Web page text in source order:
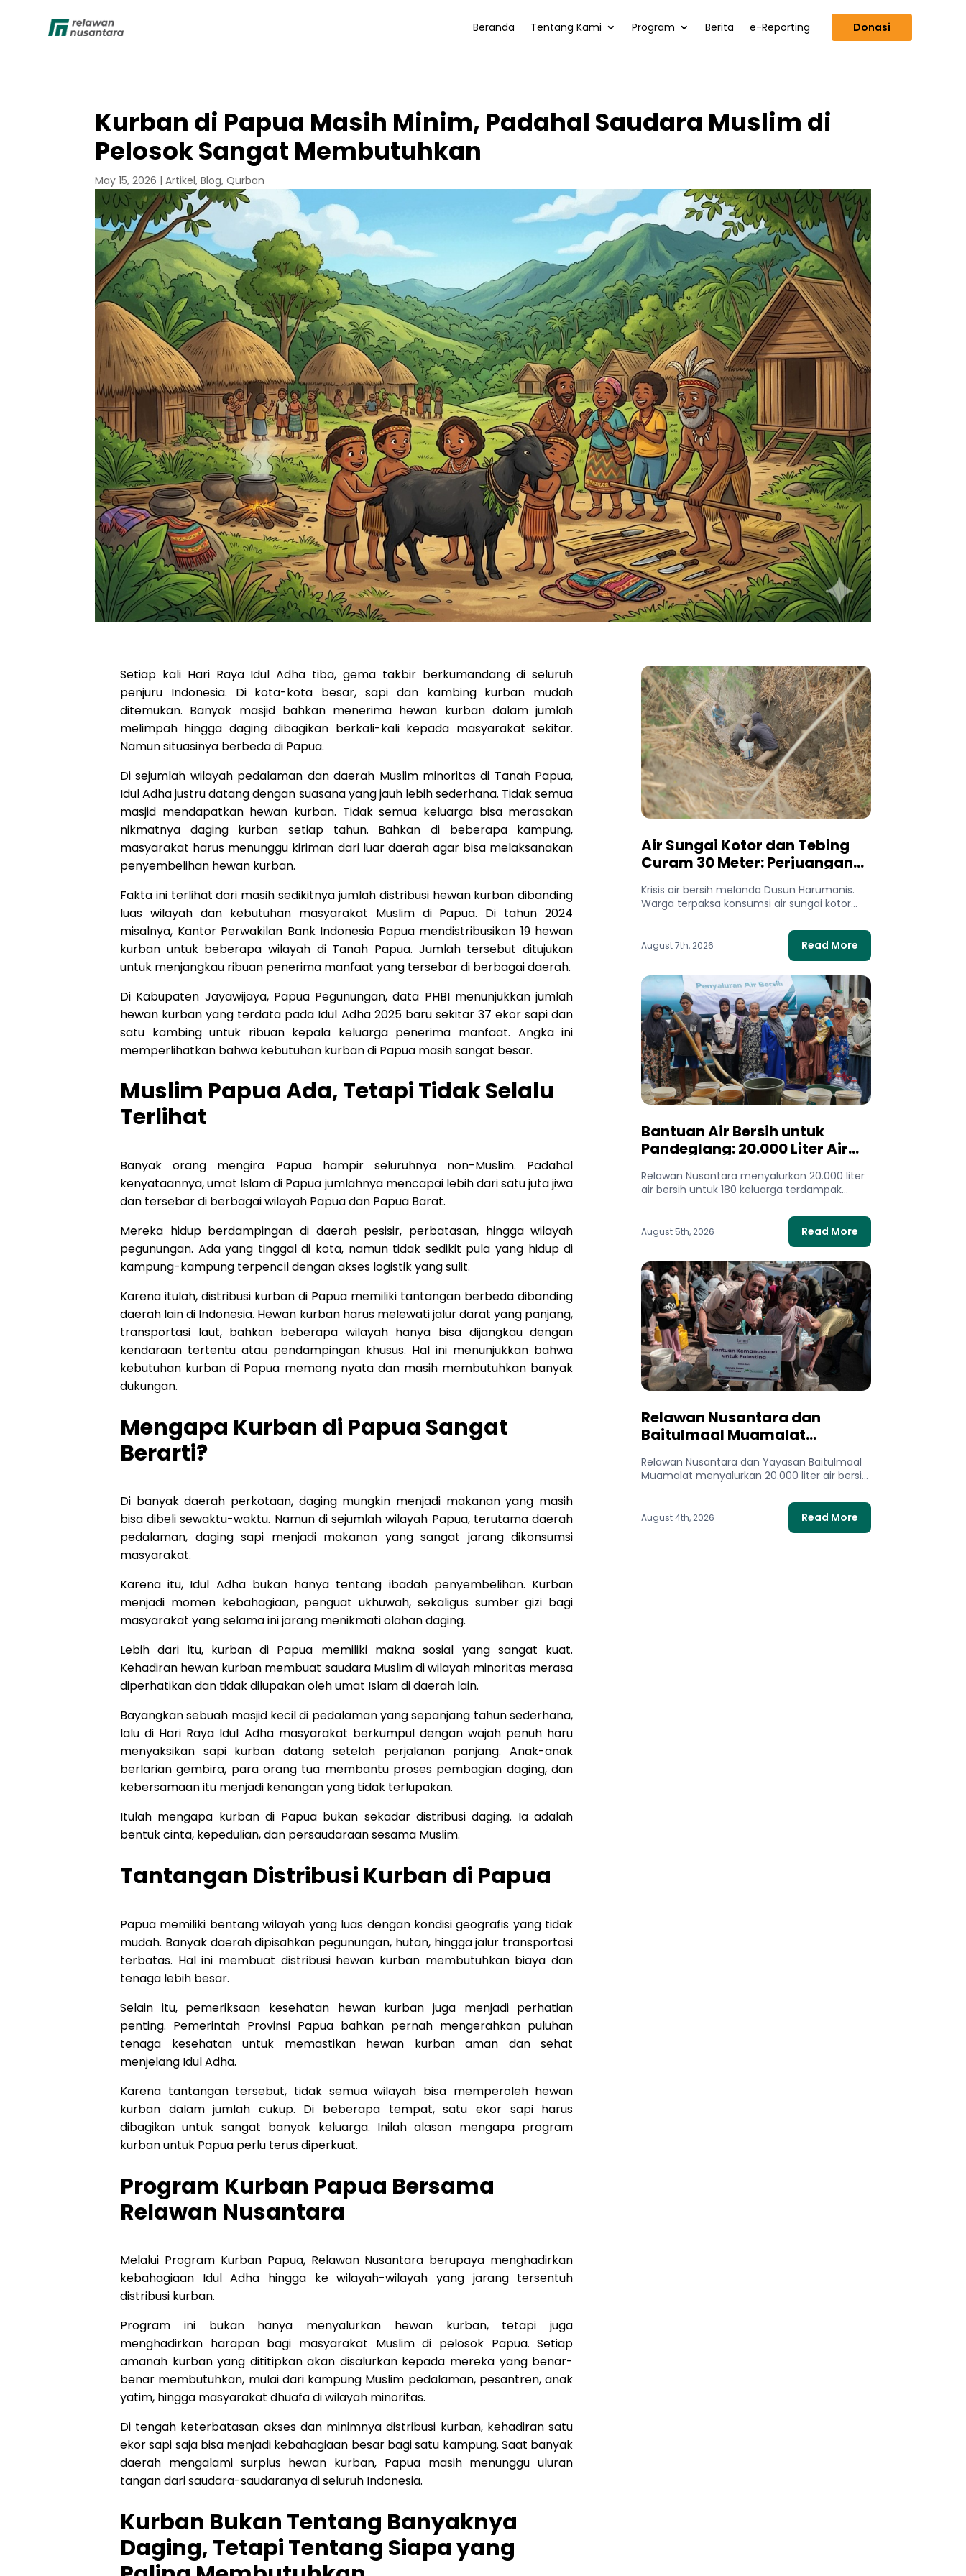
Beranda Tentang Kami Program Berita e-Reporting Donasi
Kurban di Papua Masih Minim, Padahal Saudara Muslim di
Pelosok Sangat Membutuhkan
May 15, 2026 | Artikel, Blog, Qurban
Setiap kali Hari Raya Idul Adha tiba, gema takbir berkumandang di seluruh
penjuru Indonesia. Di kota-kota besar, sapi dan kambing kurban mudah
ditemukan. Banyak masjid bahkan menerima hewan kurban dalam jumlah
melimpah hingga daging dibagikan berkali-kali kepada masyarakat sekitar.
Namun situasinya berbeda di Papua.
Di sejumlah wilayah pedalaman dan daerah Muslim minoritas di Tanah Papua,
Idul Adha justru datang dengan suasana yang jauh lebih sederhana. Tidak semua
masjid mendapatkan hewan kurban. Tidak semua keluarga bisa merasakan
nikmatnya daging kurban setiap tahun. Bahkan di beberapa kampung,
masyarakat harus menunggu kiriman dari luar daerah agar bisa melaksanakan
penyembelihan hewan kurban.
Fakta ini terlihat dari masih sedikitnya jumlah distribusi hewan kurban dibanding
luas wilayah dan kebutuhan masyarakat Muslim di Papua. Di tahun 2024
misalnya, Kantor Perwakilan Bank Indonesia Papua mendistribusikan 19 hewan
kurban untuk beberapa wilayah di Tanah Papua. Jumlah tersebut ditujukan
untuk menjangkau ribuan penerima manfaat yang tersebar di berbagai daerah.
Di Kabupaten Jayawijaya, Papua Pegunungan, data PHBI menunjukkan jumlah
hewan kurban yang terdata pada Idul Adha 2025 baru sekitar 37 ekor sapi dan
satu kambing untuk ribuan kepala keluarga penerima manfaat. Angka ini
memperlihatkan bahwa kebutuhan kurban di Papua masih sangat besar.
Muslim Papua Ada, Tetapi Tidak Selalu
Terlihat
Banyak orang mengira Papua hampir seluruhnya non-Muslim. Padahal
kenyataannya, umat Islam di Papua jumlahnya mencapai lebih dari satu juta jiwa
dan tersebar di berbagai wilayah Papua dan Papua Barat.
Mereka hidup berdampingan di daerah pesisir, perbatasan, hingga wilayah
pegunungan. Ada yang tinggal di kota, namun tidak sedikit pula yang hidup di
kampung-kampung terpencil dengan akses logistik yang sulit.
Karena itulah, distribusi kurban di Papua memiliki tantangan berbeda dibanding
daerah lain di Indonesia. Hewan kurban harus melewati jalur darat yang panjang,
transportasi laut, bahkan beberapa wilayah hanya bisa dijangkau dengan
kendaraan tertentu atau pendampingan khusus. Hal ini menunjukkan bahwa
kebutuhan kurban di Papua memang nyata dan masih membutuhkan banyak
dukungan.
Mengapa Kurban di Papua Sangat
Berarti?
Di banyak daerah perkotaan, daging mungkin menjadi makanan yang masih
bisa dibeli sewaktu-waktu. Namun di sejumlah wilayah Papua, terutama daerah
pedalaman, daging sapi menjadi makanan yang sangat jarang dikonsumsi
masyarakat.
Karena itu, Idul Adha bukan hanya tentang ibadah penyembelihan. Kurban
menjadi momen kebahagiaan, penguat ukhuwah, sekaligus sumber gizi bagi
masyarakat yang selama ini jarang menikmati olahan daging.
Lebih dari itu, kurban di Papua memiliki makna sosial yang sangat kuat.
Kehadiran hewan kurban membuat saudara Muslim di wilayah minoritas merasa
diperhatikan dan tidak dilupakan oleh umat Islam di daerah lain.
Bayangkan sebuah masjid kecil di pedalaman yang sepanjang tahun sederhana,
lalu di Hari Raya Idul Adha masyarakat berkumpul dengan wajah penuh haru
menyaksikan sapi kurban datang setelah perjalanan panjang. Anak-anak
berlarian gembira, para orang tua membantu proses pembagian daging, dan
kebersamaan itu menjadi kenangan yang tidak terlupakan.
Itulah mengapa kurban di Papua bukan sekadar distribusi daging. Ia adalah
bentuk cinta, kepedulian, dan persaudaraan sesama Muslim.
Tantangan Distribusi Kurban di Papua
Papua memiliki bentang wilayah yang luas dengan kondisi geografis yang tidak
mudah. Banyak daerah dipisahkan pegunungan, hutan, hingga jalur transportasi
terbatas. Hal ini membuat distribusi hewan kurban membutuhkan biaya dan
tenaga lebih besar.
Selain itu, pemeriksaan kesehatan hewan kurban juga menjadi perhatian
penting. Pemerintah Provinsi Papua bahkan pernah mengerahkan puluhan
tenaga kesehatan untuk memastikan hewan kurban aman dan sehat
menjelang Idul Adha.
Karena tantangan tersebut, tidak semua wilayah bisa memperoleh hewan
kurban dalam jumlah cukup. Di beberapa tempat, satu ekor sapi harus
dibagikan untuk sangat banyak keluarga. Inilah alasan mengapa program
kurban untuk Papua perlu terus diperkuat.
Program Kurban Papua Bersama
Relawan Nusantara
Melalui Program Kurban Papua, Relawan Nusantara berupaya menghadirkan
kebahagiaan Idul Adha hingga ke wilayah-wilayah yang jarang tersentuh
distribusi kurban.
Program ini bukan hanya menyalurkan hewan kurban, tetapi juga
menghadirkan harapan bagi masyarakat Muslim di pelosok Papua. Setiap
amanah kurban yang dititipkan akan disalurkan kepada mereka yang benar-
benar membutuhkan, mulai dari kampung Muslim pedalaman, pesantren, anak
yatim, hingga masyarakat dhuafa di wilayah minoritas.
Di tengah keterbatasan akses dan minimnya distribusi kurban, kehadiran satu
ekor sapi saja bisa menjadi kebahagiaan besar bagi satu kampung. Saat banyak
daerah mengalami surplus hewan kurban, Papua masih menunggu uluran
tangan dari saudara-saudaranya di seluruh Indonesia.
Kurban Bukan Tentang Banyaknya
Daging, Tetapi Tentang Siapa yang
Air Sungai Kotor dan Tebing
Curam 30 Meter: Perjuangan
Setetes Air Bersih
Krisis air bersih melanda Dusun Harumanis.
Warga terpaksa konsumsi air sungai kotor
August 7th, 2026 Read More
Bantuan Air Bersih untuk
Pandeglang: 20.000 Liter Air
Terdampak Kekeringan
Relawan Nusantara menyalurkan 20.000 liter
air bersih untuk 180 keluarga terdampak
August 5th, 2026 Read More
Relawan Nusantara dan
Baitulmaal Muamalat
untuk Gaza Utara
Relawan Nusantara dan Yayasan Baitulmaal
Muamalat menyalurkan 20.000 liter air bersih
August 4th, 2026 Read More